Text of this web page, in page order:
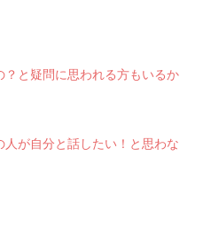
と疑問に思われる方もいるか
が自分と話したい！と思わな